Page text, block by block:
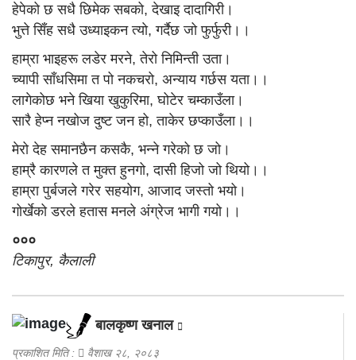
हेपेको छ सधै छिमेक सबको, देखाइ दादागिरी।
भुत्ते सिँह सधै उध्याइकन त्याे, गर्दैछ जो फुर्फुरी।।
हाम्रा भाइहरू लडेर मरने, तेरो निमिन्ती उता।
च्यापी साँधसिमा त पो नकचरो, अन्याय गर्छस यता।।
लागेकोछ भने खिया खुकुरिमा, घोटेर चम्काउँला।
सारै हेप्न नखोज दुष्ट जन हो, ताकेर छप्काउँला।।
मेरो देह समानछैन कसकै, भन्ने गरेको छ जो।
हाम्रै कारणले त मुक्त हुनगो, दासी हिजो जो थियो।।
हाम्रा पुर्बजले गरेर सहयोग, आजाद जस्तो भयो।
गोर्खेको डरले हतास मनले अंग्रेज भागी गयो।।
०००
टिकापुर, कैलाली
बालकृष्ण खनाल
प्रकाशित मिति : वैशाख २८, २०८३